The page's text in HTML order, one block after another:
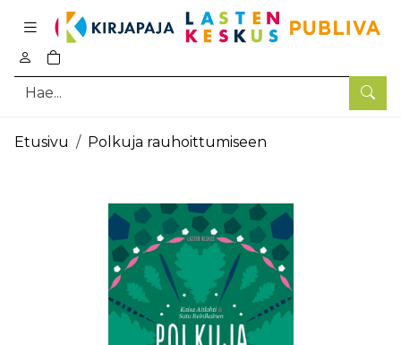
Hae
0
tuotetta ostoskorissa
Pääsisältö
Etusivu Polkuja rauhoittumiseen